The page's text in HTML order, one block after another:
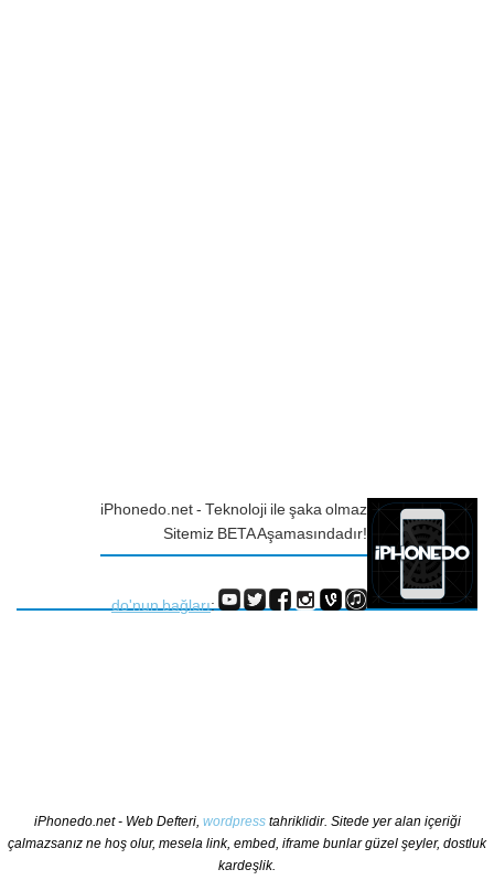
iPhonedo.net - Teknoloji ile şaka olmaz
Sitemiz BETA Aşamasındadır!
do'nun bağları:
iPhonedo.net - Web Defteri, wordpresstahriklidir. Sitede yer alan içeriği
çalmazsanız ne hoş olur, mesela link, embed, iframe bunlar güzel şeyler, dostluk
kardeşlik.